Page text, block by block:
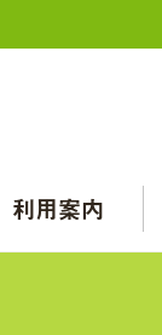
利用案内